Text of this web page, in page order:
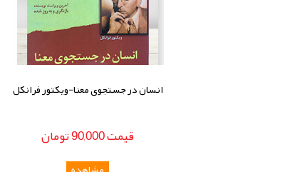
انسان در جستجوی معنا-ویکتور فرانکل
قيمت90,000تومان